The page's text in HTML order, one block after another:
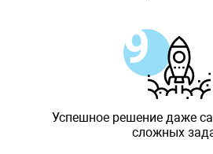
Успешное решение даже
сложных